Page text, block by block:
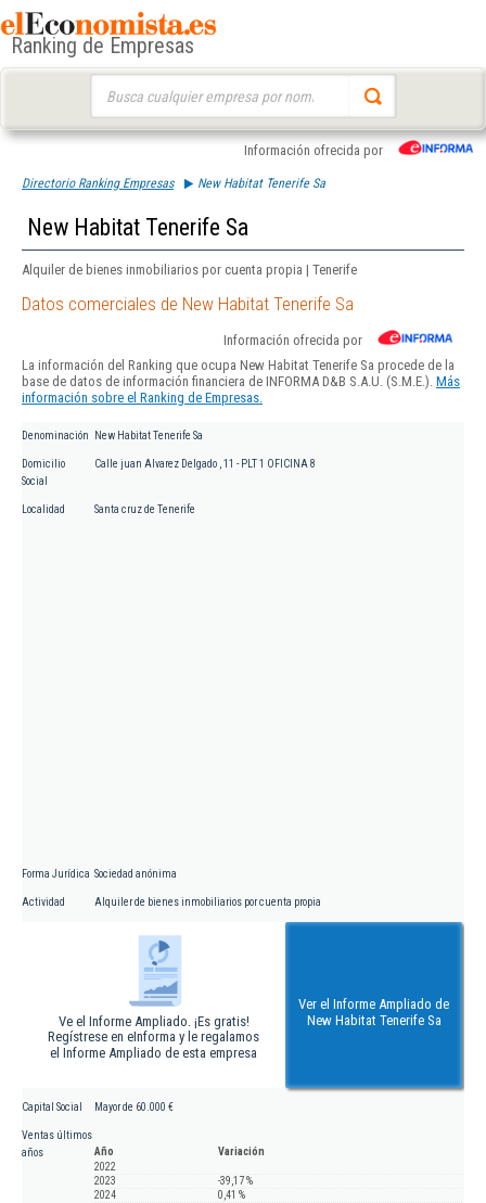
Ranking de Empresas
Información ofrecida por
Directorio Ranking Empresas New Habitat Tenerife Sa
New Habitat Tenerife Sa
Alquiler de bienes inmobiliarios por cuenta propia | Tenerife
Datos comerciales de New Habitat Tenerife Sa
Información ofrecida por
La información del Ranking que ocupa New Habitat Tenerife Sa procede de la
base de datos de información financiera de INFORMA D&B S.A.U. (S.M.E.). Más
información sobre el Ranking de Empresas.
Denominación New Habitat Tenerife Sa
Domicilio
Social
Calle juan Alvarez Delgado , 11 - PLT 1 OFICINA 8
Localidad Santa cruz de Tenerife
Forma Jurídica Sociedad anónima
Actividad Alquiler de bienes inmobiliarios por cuenta propia
Ve el Informe Ampliado. ¡Es gratis!
Regístrese en eInforma y le regalamos
el Informe Ampliado de esta empresa
Ver el Informe Ampliado de
New Habitat Tenerife Sa
Capital Social Mayor de 60.000 €
Ventas últimos
años
Año
Variación
2022
2023
-39,17 %
2024
0,41 %